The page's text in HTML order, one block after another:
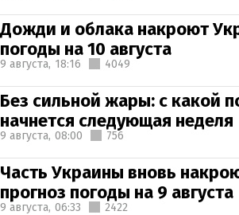
Дожди и облака накроют
погоды на 10 августа
9 августа, 18:16 4049
Без сильной жары: с какой
начнется следующая неделя
9 августа, 08:00 756
Часть Украины вновь
прогноз погоды на 9 августа
9 августа, 06:33 2422